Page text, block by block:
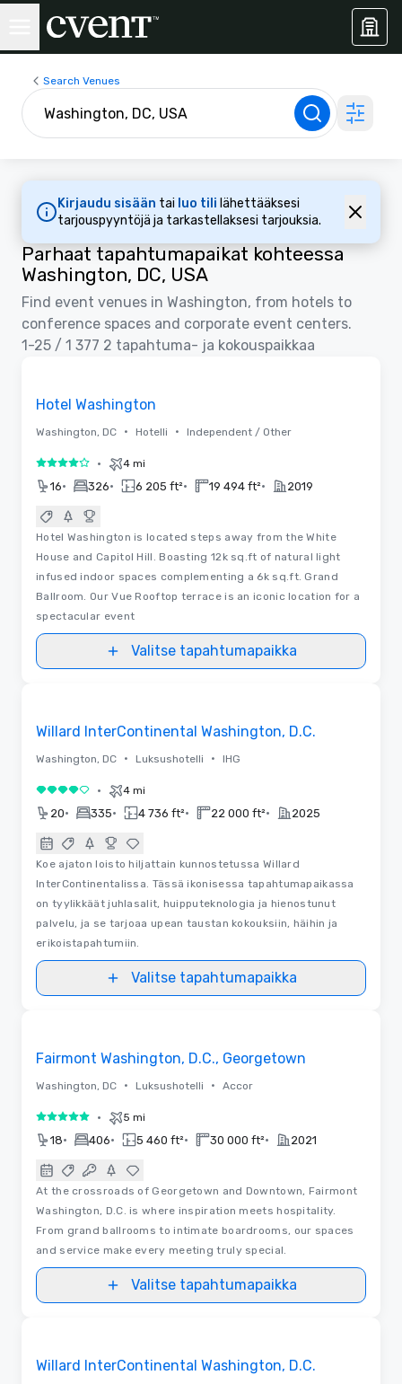
Search Venues
Kirjaudu sisään tai luo tili lähettääksesi
tarjouspyyntöjä ja tarkastellaksesi tarjouksia.
Parhaat tapahtumapaikat kohteessa
Washington, DC, USA
Find event venues in Washington, from hotels to
conference spaces and corporate event centers.
1-25 / 1 377 2 tapahtuma- ja kokouspaikkaa
Hotel Washington
Washington, DC • Hotelli • Independent / Other
4 / 5 • 4 mi
16• 326• 6 205 ft²• 19 494 ft²• 2019
Hotel Washington is located steps away from the White
House and Capitol Hill. Boasting 12k sq.ft of natural light
infused indoor spaces complementing a 6k sq.ft. Grand
Ballroom. Our Vue Rooftop terrace is an iconic location for a
spectacular event
Valitse tapahtumapaikka
Willard InterContinental Washington, D.C.
Washington, DC • Luksushotelli • IHG
4 / 5 • 4 mi
20• 335• 4 736 ft²• 22 000 ft²• 2025
Koe ajaton loisto hiljattain kunnostetussa Willard
InterContinentalissa. Tässä ikonisessa tapahtumapaikassa
on tyylikkäät juhlasalit, huipputeknologia ja hienostunut
palvelu, ja se tarjoaa upean taustan kokouksiin, häihin ja
erikoistapahtumiin.
Valitse tapahtumapaikka
Fairmont Washington, D.C., Georgetown
Washington, DC • Luksushotelli • Accor
5 / 5 • 5 mi
18• 406• 5 460 ft²• 30 000 ft²• 2021
At the crossroads of Georgetown and Downtown, Fairmont
Washington, D.C. is where inspiration meets hospitality.
From grand ballrooms to intimate boardrooms, our spaces
and service make every meeting truly special.
Valitse tapahtumapaikka
Willard InterContinental Washington, D.C.